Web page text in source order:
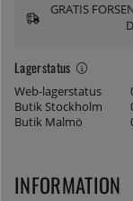
Lagerstatus
Web-lagerstatus
Butik Stockholm
Butik Malmö
GRATIS
INFORMATION